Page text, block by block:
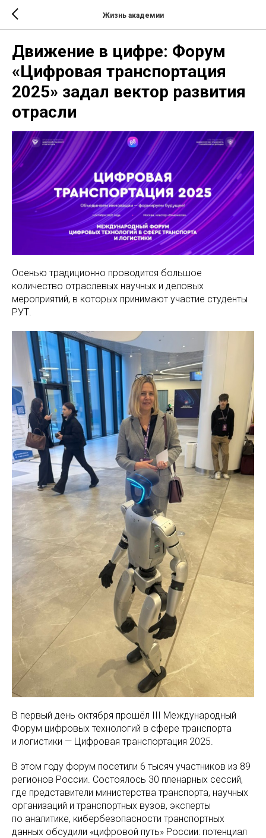
Жизнь академии
Движение в цифре: Форум
«Цифровая транспортация
2025» задал вектор развития
отрасли
Осенью традиционно проводится большое
количество отраслевых научных и деловых
мероприятий, в которых принимают участие студенты
РУТ.
В первый день октября прошёл III Международный
Форум цифровых технологий в сфере транспорта
и логистики — Цифровая транспортация 2025.
В этом году форум посетили 6 тысяч участников из 89
регионов России. Состоялось 30 пленарных сессий,
где представители министерства транспорта, научных
организаций и транспортных вузов, эксперты
по аналитике, кибербезопасности транспортных
данных обсудили «цифровой путь» России: потенциал